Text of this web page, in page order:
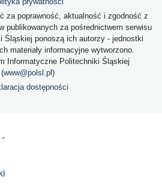
za poprawność, aktualność i zgodność z
publikowanych za pośrednictwem serwisu
Śląskiej ponoszą ich autorzy - jednostki
materiały informacyjne wytworzono.
Informatyczne Politechniki Śląskiej
(www@polsl.pl )
dostępności
-